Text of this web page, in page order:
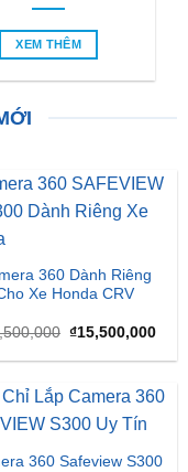
XEM THÊM
360 Dành Riêng
Xe Honda CRV
Giá
là:
₫15,500,000Giá
tại
360 Safeview S300